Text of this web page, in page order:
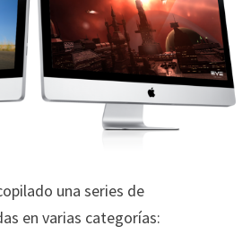
una series de
en varias categorías: